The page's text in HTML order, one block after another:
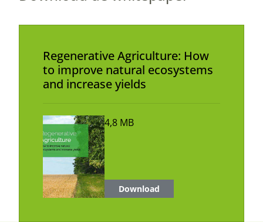
Regenerative Agriculture: How
to improve natural ecosystems
and increase yields
4,8 MB
Download